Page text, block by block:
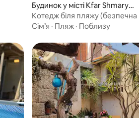
Будинок у місті Kfar Shmarya
hu
Котедж біля пляжу (безпечна
на вулиці)
Сім’я · Пляж · Поблизу